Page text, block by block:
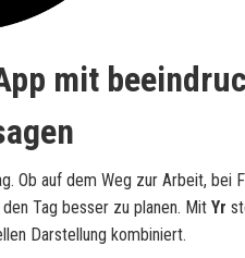
mit
Ob auf dem Weg zur Arbeit,
Tag besser zu planen. Mit Yr
Darstellung kombiniert.